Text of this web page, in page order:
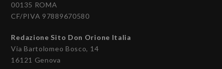
00135 ROMA
CF/PIVA 97889670580
Redazione Sito Don Orione Italia
Via Bartolomeo Bosco, 14
16121 Genova